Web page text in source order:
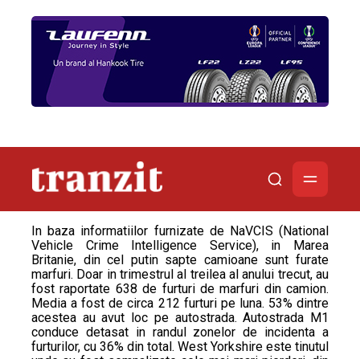
In baza informatiilor furnizate de NaVCIS (National
Vehicle Crime Intelligence Service), in Marea
Britanie, din cel putin sapte camioane sunt furate
marfuri. Doar in trimestrul al treilea al anului trecut, au
fost raportate 638 de furturi de marfuri din camion.
Media a fost de circa 212 furturi pe luna. 53% dintre
acestea au avut loc pe autostrada. Autostrada M1
conduce detasat in randul zonelor de incidenta a
furturilor, cu 36% din total. West Yorkshire este tinutul